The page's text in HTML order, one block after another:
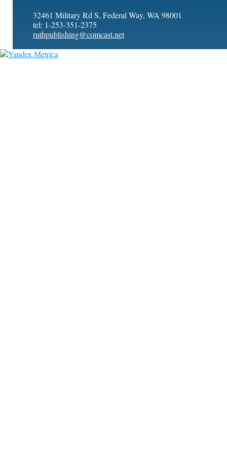
32461 Military Rd S, Federal Way, WA 98001
tel: 1-253-351-2375
ruthpublishing@comcast.net